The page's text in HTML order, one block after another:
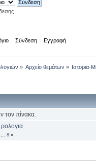
Σύνδεση Εγγραφή
» Αρχείο θεμάτων » Ιστορια-
τον πίνακα.
8»